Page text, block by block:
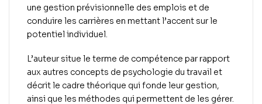
une gestion prévisionnelle des emplois et de
conduire les carrières en mettant l’accent sur le
potentiel individuel.
L’auteur situe le terme de compétence par rapport
aux autres concepts de psychologie du travail et
décrit le cadre théorique qui fonde leur gestion,
ainsi que les méthodes qui permettent de les gérer.